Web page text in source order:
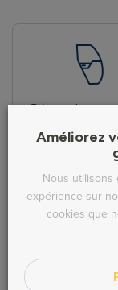
Pièces de
Améliorez
Nous
expérience sur
cookies que